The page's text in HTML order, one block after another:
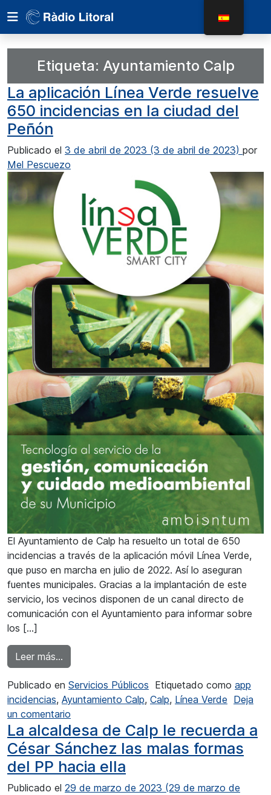
Etiqueta: Ayuntamiento Calp
La aplicación Línea Verde resuelve
650 incidencias en la ciudad del
Peñón
Publicado el 3 de abril de 2023 (3 de abril de 2023) por
Mel Pescuezo
El Ayuntamiento de Calp ha resuelto un total de 650
incidencias a través de la aplicación móvil Línea Verde,
que puso en marcha en julio de 2022. Así lo aseguran
fuentes municipales. Gracias a la implantación de este
servicio, los vecinos disponen de un canal directo de
comunicación con el Ayuntamiento para informar sobre
los […]
Leer más…
Publicado en Servicios Públicos Etiquetado como app
incidencias, Ayuntamiento Calp, Calp, Línea Verde Deja
un comentario
La alcaldesa de Calp le recuerda a
César Sánchez las malas formas
del PP hacia ella
Publicado el 29 de marzo de 2023 (29 de marzo de